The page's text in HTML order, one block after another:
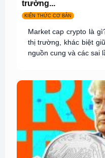
trường...
KIẾN THỨC CƠ BẢN
Market cap crypto là
thị trường, khác biệt
nguồn cung và các sai